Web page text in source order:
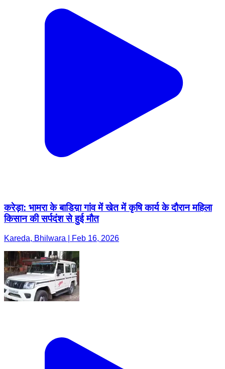
करेड़ा: भामरा के बाडिय़ा गांव में खेत में कृषि कार्य के दौरान महिला
किसान की सर्पदंश से हुई मौत
Kareda, Bhilwara | Feb 16, 2026